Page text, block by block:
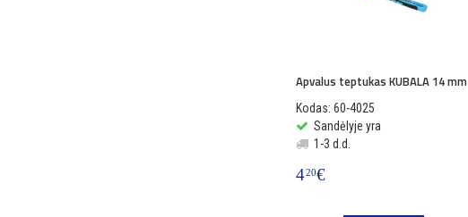
Apvalus teptukas KUBALA 14 mm
Kodas: 60-4025
Sandėlyje yra
1-3 d.d.
420€